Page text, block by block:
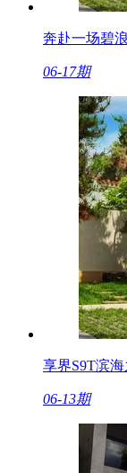
奔赴一场碧
06-17期
享界S9T滨
06-13期